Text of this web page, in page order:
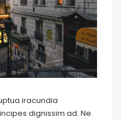
iracundia
dignissim ad. Ne